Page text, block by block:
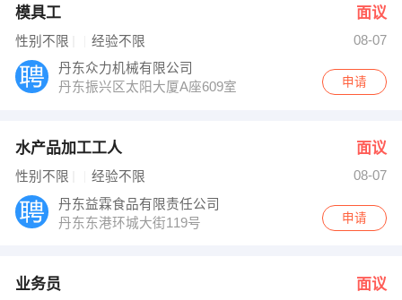
模具工 面议
性别不限 经验不限
08-07
丹东众力机械有限公司
丹东振兴区太阳大厦A座609室
申请
水产品加工工人 面议
性别不限 经验不限
08-07
丹东益霖食品有限责任公司
丹东东港环城大街119号
申请
业务员 面议